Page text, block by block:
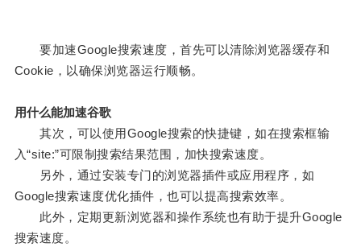
要加速Google搜索速度，首先可以清除浏览器缓存和
Cookie，以确保浏览器运行顺畅。
用什么能加速谷歌
其次，可以使用Google搜索的快捷键，如在搜索框输
入“site:”可限制搜索结果范围，加快搜索速度。
另外，通过安装专门的浏览器插件或应用程序，如
Google搜索速度优化插件，也可以提高搜索效率。
此外，定期更新浏览器和操作系统也有助于提升Google
搜索速度。